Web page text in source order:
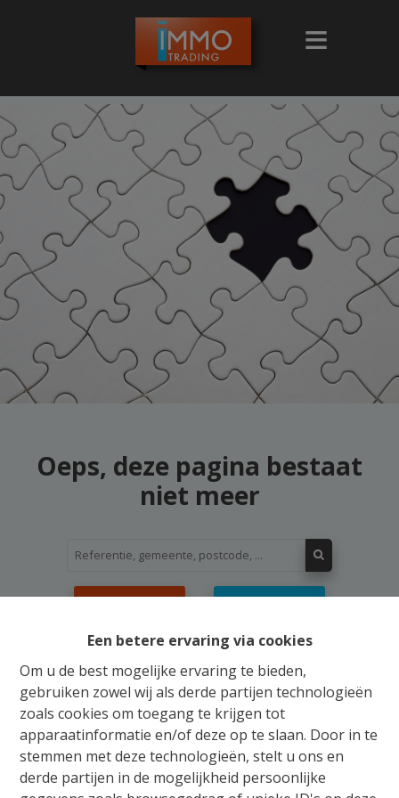
Een betere ervaring via cookies
Om u de best mogelijke ervaring te bieden,
gebruiken zowel wij als derde partijen technologieën
zoals cookies om toegang te krijgen tot
apparaatinformatie en/of deze op te slaan. Door in te
stemmen met deze technologieën, stelt u ons en
derde partijen in de mogelijkheid persoonlijke
Oeps, deze pagina bestaat
niet meer
Te koop Te huur
Gratis Schatting
Ons verkoopsteam staat u bij met raad en daad
voor de aankoop, verkoop, huur of verhuur van